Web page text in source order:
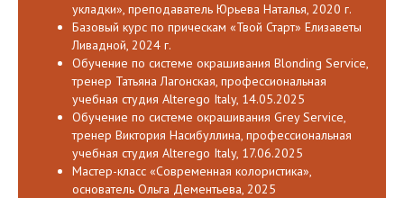
укладки», преподаватель Юрьева Наталья, 2020 г.
Базовый курс по прическам «Твой Старт» Елизаветы
Ливадной, 2024 г.
Обучение по системе окрашивания Blonding Service,
тренер Татьяна Лагонская, профессиональная
учебная студия Alterego Italy, 14.05.2025
Обучение по системе окрашивания Grey Service,
тренер Виктория Насибуллина, профессиональная
учебная студия Alterego Italy, 17.06.2025
Мастер-класс «Современная колористика»,
основатель Ольга Дементьева, 2025